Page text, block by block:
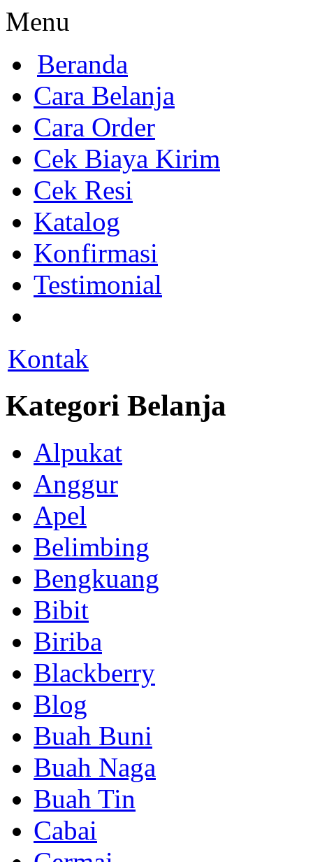
Menu
Beranda
Cara Belanja
Cara Order
Cek Biaya Kirim
Cek Resi
Katalog
Konfirmasi
Testimonial
Kontak
Kategori Belanja
Alpukat
Anggur
Apel
Belimbing
Bengkuang
Bibit
Biriba
Blackberry
Blog
Buah Buni
Buah Naga
Buah Tin
Cabai